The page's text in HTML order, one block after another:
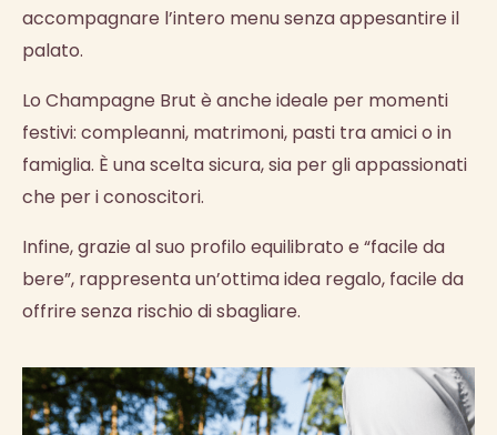
accompagnare l’intero menu senza appesantire il
palato.
Lo Champagne Brut è anche ideale per momenti
festivi: compleanni, matrimoni, pasti tra amici o in
famiglia. È una scelta sicura, sia per gli appassionati
che per i conoscitori.
Infine, grazie al suo profilo equilibrato e “facile da
bere”, rappresenta un’ottima idea regalo, facile da
offrire senza rischio di sbagliare.